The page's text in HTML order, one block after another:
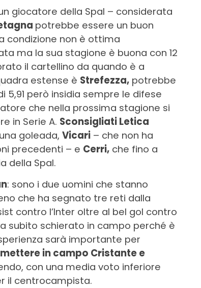
giocatore della Spal – considerata
potrebbe essere un buon
condizione non è ottima
ma la sua stagione è buona con 12
il cartellino da quando è a
estense è Strefezza, potrebbe
5,91 però insidia sempre le difese
che nella prossima stagione si
in Serie A. Sconsigliati Letica
goleada, Vicari – che non ha
precedenti – e Cerri, che fino a
della Spal.
: sono i due uomini che stanno
che ha segnato tre reti dalla
contro l’Inter oltre al bel gol contro
subito schierato in campo perché è
sarà importante per
in campo Cristante e
con una media voto inferiore
il centrocampista.